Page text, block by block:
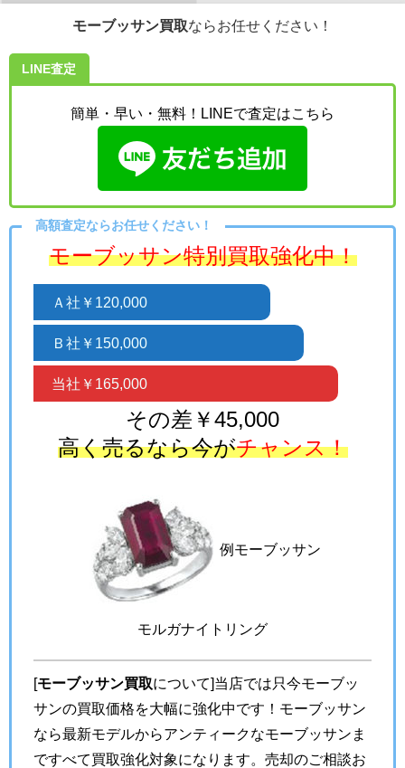
モーブッサン買取ならお任せください！
LINE査定
簡単・早い・無料！LINEで査定はこちら
高額査定ならお任せください！
モーブッサン特別買取強化中！
Ａ社￥120,000
Ｂ社￥150,000
当社￥165,000
その差￥45,000
高く売るなら今がチャンス！
例モーブッサン
モルガナイトリング
[モーブッサン買取について]当店では只今モーブッ
サンの買取価格を大幅に強化中です！モーブッサン
なら最新モデルからアンティークなモーブッサンま
ですべて買取強化対象になります。売却のご相談お